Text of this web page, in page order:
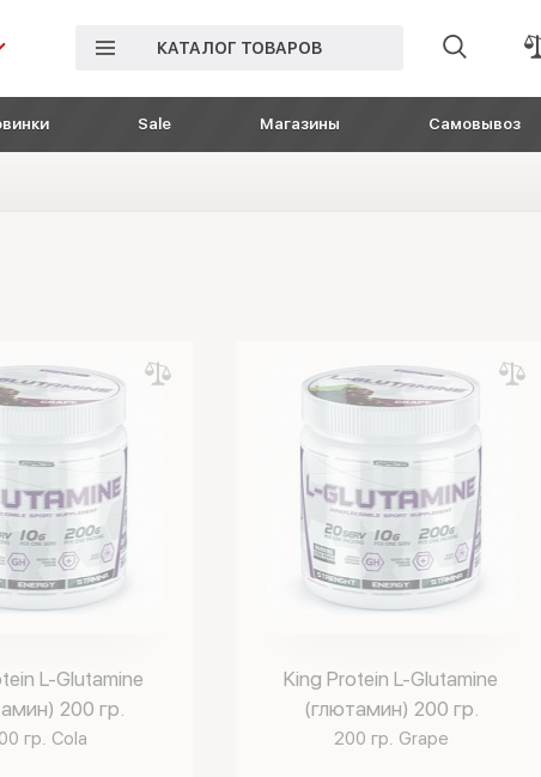
КАТАЛОГ ТОВАРОВ
Sale Магазины Самовывоз
L-Glutamine
200 гр.
гр. Cola
King Protein L-Glutamine
(глютамин) 200 гр.
200 гр. Grape